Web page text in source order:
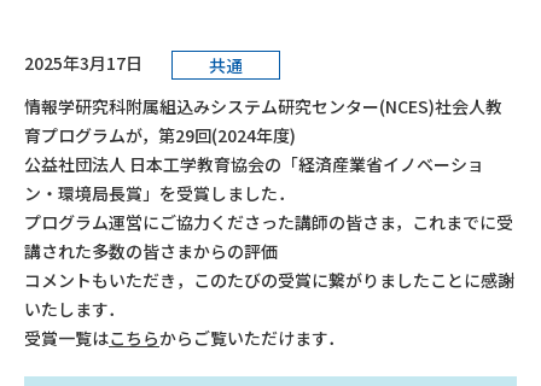
2025年3月17日
共通
情報学研究科附属組込みシステム研究センター(NCES)社会人教
育プログラムが，第29回(2024年度)
公益社団法人 日本工学教育協会の「経済産業省イノベーショ
ン・環境局長賞」を受賞しました．
プログラム運営にご協力くださった講師の皆さま，これまでに受
講された多数の皆さまからの評価
コメントもいただき，このたびの受賞に繋がりましたことに感謝
いたします．
受賞一覧はこちらからご覧いただけます．